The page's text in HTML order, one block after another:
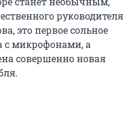
руководителя
это первое сольное
с микрофонами, а
совершенно новая